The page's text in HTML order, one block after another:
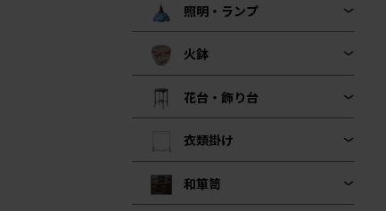
照明・ランプ
火鉢
花台・飾り台
衣類掛け
和箪笥